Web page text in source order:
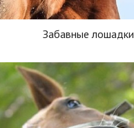
Забавные лошадки